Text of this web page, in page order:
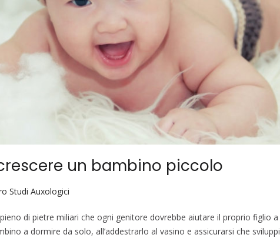
un bambino piccolo
Studi Auxologici
di pietre miliari che ogni genitore dovrebbe aiutare il proprio figlio a
a dormire da solo, all’addestrarlo al vasino e assicurarsi che sviluppi